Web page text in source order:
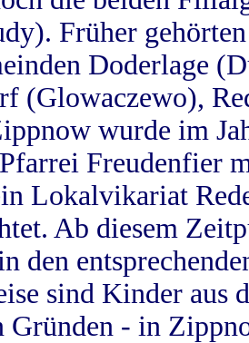
Früher
Doderlage
(Glowaczewo),
wurde im
Freudenfier
Lokalvikariat
Ab diesem
den
sind Kinder aus
Gründen - in